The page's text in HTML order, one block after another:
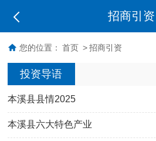
招商引资
您的位置： 首页 > 招商引资
投资导语
本溪县县情2025
本溪县六大特色产业